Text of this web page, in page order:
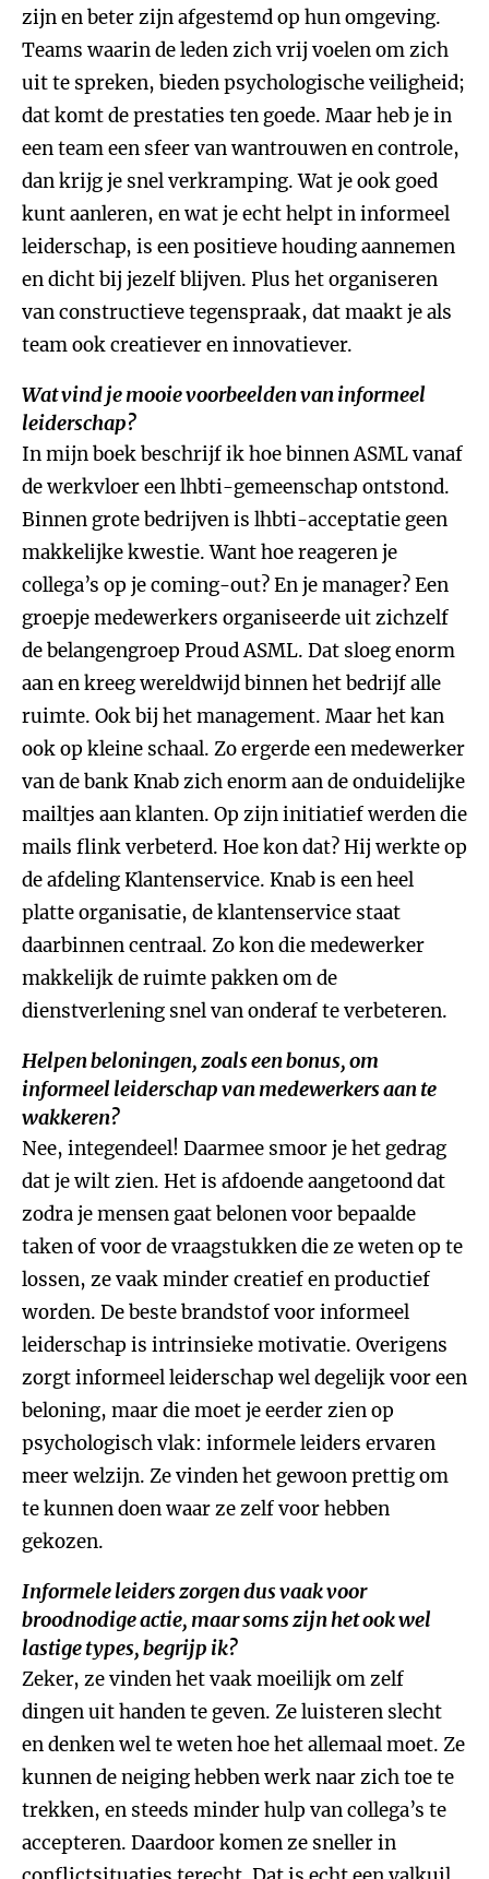
zijn en beter zijn afgestemd op hun omgeving.
Teams waarin de leden zich vrij voelen om zich
uit te spreken, bieden psychologische veiligheid;
dat komt de prestaties ten goede. Maar heb je in
een team een sfeer van wantrouwen en controle,
dan krijg je snel verkramping. Wat je ook goed
kunt aanleren, en wat je echt helpt in informeel
leiderschap, is een positieve houding aannemen
en dicht bij jezelf blijven. Plus het organiseren
van constructieve tegenspraak, dat maakt je als
team ook creatiever en innovatiever.
Wat vind je mooie voorbeelden van informeel
leiderschap?
In mijn boek beschrijf ik hoe binnen ASML vanaf
de werkvloer een lhbti-gemeenschap ontstond.
Binnen grote bedrijven is lhbti-acceptatie geen
makkelijke kwestie. Want hoe reageren je
collega’s op je coming-out? En je manager? Een
groepje medewerkers organiseerde uit zichzelf
de belangengroep Proud ASML. Dat sloeg enorm
aan en kreeg wereldwijd binnen het bedrijf alle
ruimte. Ook bij het management. Maar het kan
ook op kleine schaal. Zo ergerde een medewerker
van de bank Knab zich enorm aan de onduidelijke
mailtjes aan klanten. Op zijn initiatief werden die
mails flink verbeterd. Hoe kon dat? Hij werkte op
de afdeling Klantenservice. Knab is een heel
platte organisatie, de klantenservice staat
daarbinnen centraal. Zo kon die medewerker
makkelijk de ruimte pakken om de
dienstverlening snel van onderaf te verbeteren.
Helpen beloningen, zoals een bonus, om
informeel leiderschap van medewerkers aan te
wakkeren?
Nee, integendeel! Daarmee smoor je het gedrag
dat je wilt zien. Het is afdoende aangetoond dat
zodra je mensen gaat belonen voor bepaalde
taken of voor de vraagstukken die ze weten op te
lossen, ze vaak minder creatief en productief
worden. De beste brandstof voor informeel
leiderschap is intrinsieke motivatie. Overigens
zorgt informeel leiderschap wel degelijk voor een
beloning, maar die moet je eerder zien op
psychologisch vlak: informele leiders ervaren
meer welzijn. Ze vinden het gewoon prettig om
te kunnen doen waar ze zelf voor hebben
gekozen.
Informele leiders zorgen dus vaak voor
broodnodige actie, maar soms zijn het ook wel
lastige types, begrijp ik?
Zeker, ze vinden het vaak moeilijk om zelf
dingen uit handen te geven. Ze luisteren slecht
en denken wel te weten hoe het allemaal moet. Ze
kunnen de neiging hebben werk naar zich toe te
trekken, en steeds minder hulp van collega’s te
accepteren. Daardoor komen ze sneller in